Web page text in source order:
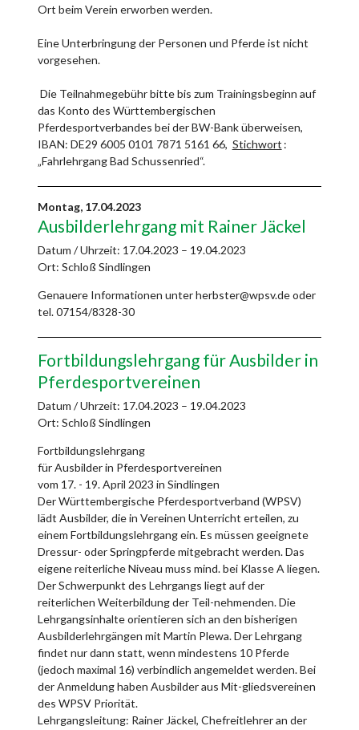
Ort beim Verein erworben werden.
Eine Unterbringung der Personen und Pferde ist nicht
vorgesehen.
Die Teilnahmegebühr bitte bis zum Trainingsbeginn auf
das Konto des Württembergischen
Pferdesportverbandes bei der BW-Bank überweisen,
IBAN: DE29 6005 0101 7871 5161 66, Stichwort :
„Fahrlehrgang Bad Schussenried“.
Montag, 17.04.2023
Ausbilderlehrgang mit Rainer Jäckel
Datum / Uhrzeit: 17.04.2023 – 19.04.2023
Ort: Schloß Sindlingen
Genauere Informationen unter herbster@wpsv.de oder
tel. 07154/8328-30
Fortbildungslehrgang für Ausbilder in
Pferdesportvereinen
Datum / Uhrzeit: 17.04.2023 – 19.04.2023
Ort: Schloß Sindlingen
Fortbildungslehrgang
für Ausbilder in Pferdesportvereinen
vom 17. - 19. April 2023 in Sindlingen
Der Württembergische Pferdesportverband (WPSV)
lädt Ausbilder, die in Vereinen Unterricht erteilen, zu
einem Fortbildungslehrgang ein. Es müssen geeignete
Dressur- oder Springpferde mitgebracht werden. Das
eigene reiterliche Niveau muss mind. bei Klasse A liegen.
Der Schwerpunkt des Lehrgangs liegt auf der
reiterlichen Weiterbildung der Teil-nehmenden. Die
Lehrgangsinhalte orientieren sich an den bisherigen
Ausbilderlehrgängen mit Martin Plewa. Der Lehrgang
findet nur dann statt, wenn mindestens 10 Pferde
(jedoch maximal 16) verbindlich angemeldet werden. Bei
der Anmeldung haben Ausbilder aus Mit-gliedsvereinen
des WPSV Priorität.
Lehrgangsleitung: Rainer Jäckel, Chefreitlehrer an der